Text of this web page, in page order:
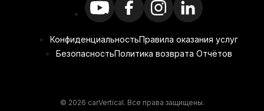
КонфиденциальностьПравила оказания услуг
БезопасностьПолитика возврата Отчётов
© 2026 carVertical. Все права защищены.